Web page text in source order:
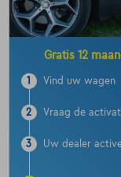
Gratis 12
1 Vind uw wagen
2 Vraag de
3 Uw dealer